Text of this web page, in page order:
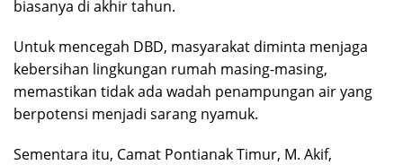
biasanya di akhir tahun.
Untuk mencegah DBD, masyarakat diminta menjaga
kebersihan lingkungan rumah masing-masing,
memastikan tidak ada wadah penampungan air yang
berpotensi menjadi sarang nyamuk.
Sementara itu, Camat Pontianak Timur, M. Akif,